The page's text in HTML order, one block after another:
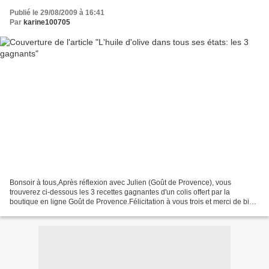
Publié le 29/08/2009 à 16:41
Par karine100705
Bonsoir à tous,Après réflexion avec Julien (Goût de Provence), vous
trouverez ci-dessous les 3 recettes gagnantes d'un colis offert par la
boutique en ligne Goût de Provence.Félicitation à vous trois et merci de bien